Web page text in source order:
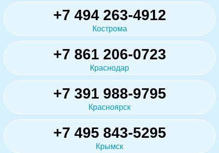
+7 494 263-4912
Кострома
+7 861 206-0723
Краснодар
+7 391 988-9795
Красноярск
+7 495 843-5295
Крымск